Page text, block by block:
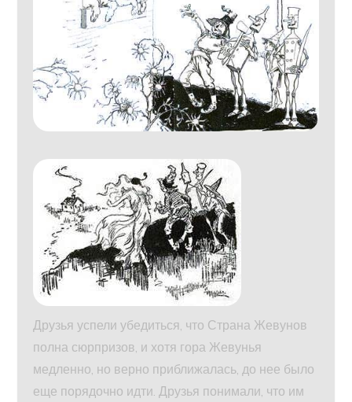
Друзья успели убедиться, что Страна Жевунов
полна сюрпризов, и хотя гора Жевунья
медленно, но верно приближалась, до нее было
еще порядочно идти. Друзья понимали, что им